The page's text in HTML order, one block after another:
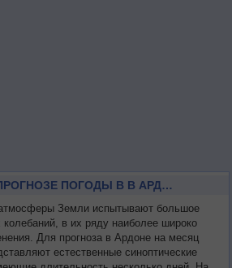
О ДОЛГОСРОЧНОМ ПРОГНОЗЕ ПОГОДЫ В В АРДОНЕ НА МЕСЯЦ
Земли испытывают большое
колебаний, в их ряду наиболее широко
Для прогноза в Ардоне на месяц
естественные синоптические